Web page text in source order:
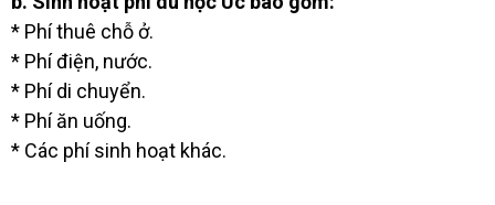
* Phí thuê chỗ ở.
* Phí điện, nước.
* Phí di chuyển.
* Phí ăn uống.
* Các phí sinh hoạt khác.